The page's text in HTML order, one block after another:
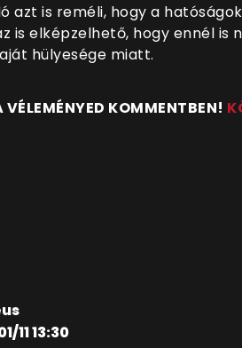
azt is reméli, hogy a
is elképzelhető, hogy ennél is
hülyesége miatt.
VÉLEMÉNYED KOMMENTBEN!
11 13:30